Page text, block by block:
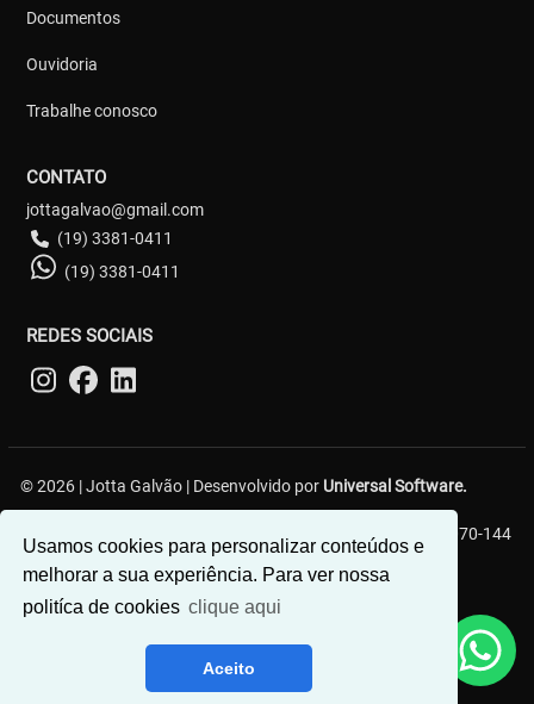
Usamos cookies para personalizar conteúdos e
melhorar a sua experiência. Para ver nossa
politíca de cookies clique aqui
Aceito
Documentos
Ouvidoria
Trabalhe conosco
CONTATO
jottagalvao@gmail.com
(19) 3381-0411
(19) 3381-0411
REDES SOCIAIS
© 2026 | Jotta Galvão | Desenvolvido por Universal Software.
R. Carlos Gerin, 161 - Jardim Chapadão, Campinas - SP, 13070-144